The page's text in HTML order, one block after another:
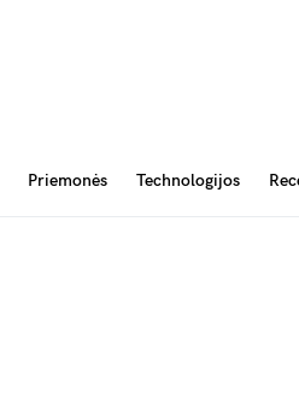
Priemonės Technologijos